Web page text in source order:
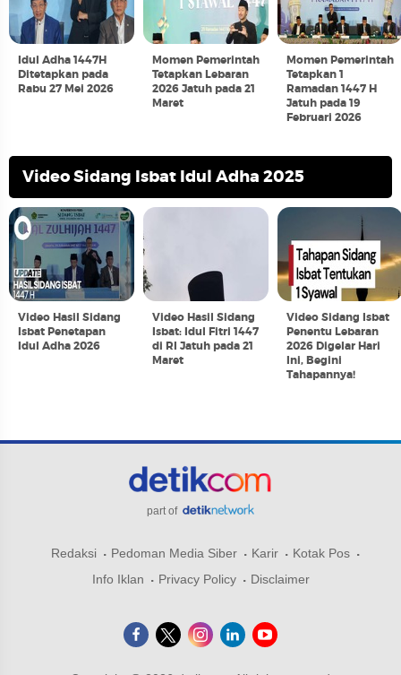
Idul Adha 1447H
Ditetapkan pada
Rabu 27 Mei 2026
Momen Pemerintah
Tetapkan Lebaran
2026 Jatuh pada 21
Maret
Momen Pemerintah
Tetapkan 1
Ramadan 1447 H
Jatuh pada 19
Februari 2026
Video Sidang Isbat Idul Adha 2025
Video Hasil Sidang
Isbat Penetapan
Idul Adha 2026
Video Hasil Sidang
Isbat: Idul Fitri 1447
di RI Jatuh pada 21
Maret
Video Sidang Isbat
Penentu Lebaran
2026 Digelar Hari
Ini, Begini
Tahapannya!
part of
Redaksi Pedoman Media Siber Karir
Kotak Pos
Info Iklan
Privacy Policy Disclaimer